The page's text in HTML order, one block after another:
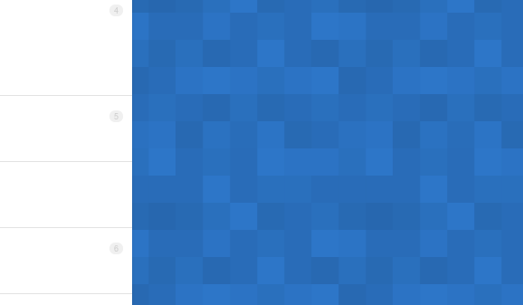
4
5
6